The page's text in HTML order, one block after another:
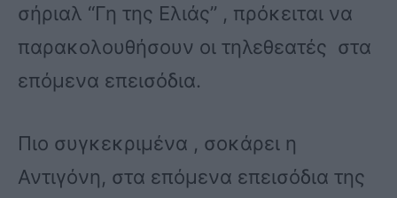
σήριαλ “Γη της Ελιάς” , πρόκειται να
παρακολουθήσουν οι τηλεθεατές στα
επόμενα επεισόδια.
Πιο συγκεκριμένα , σοκάρει η
Αντιγόνη, στα επόμενα επεισόδια της